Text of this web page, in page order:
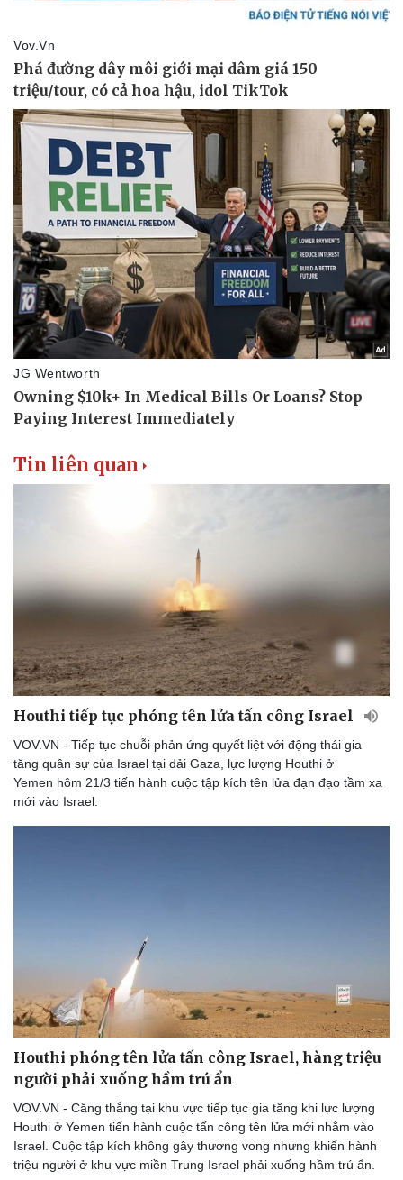
Tư vấn luật
Vũ khí
Tin liên quan
Houthi tiếp tục phóng tên lửa tấn công Israel
VOV.VN - Tiếp tục chuỗi phản ứng quyết liệt với động thái gia
tăng quân sự của Israel tại dải Gaza, lực lượng Houthi ở
Yemen hôm 21/3 tiến hành cuộc tập kích tên lửa đạn đạo tầm xa
mới vào Israel​​​​​​​.
Houthi phóng tên lửa tấn công Israel, hàng triệu
người phải xuống hầm trú ẩn
VOV.VN - Căng thẳng tại khu vực tiếp tục gia tăng khi lực lượng
Houthi ở Yemen tiến hành cuộc tấn công tên lửa mới nhằm vào
Israel. Cuộc tập kích không gây thương vong nhưng khiến hành
triệu người ở khu vực miền Trung Israel​​​​​​​ phải xuống hầm trú ẩn.